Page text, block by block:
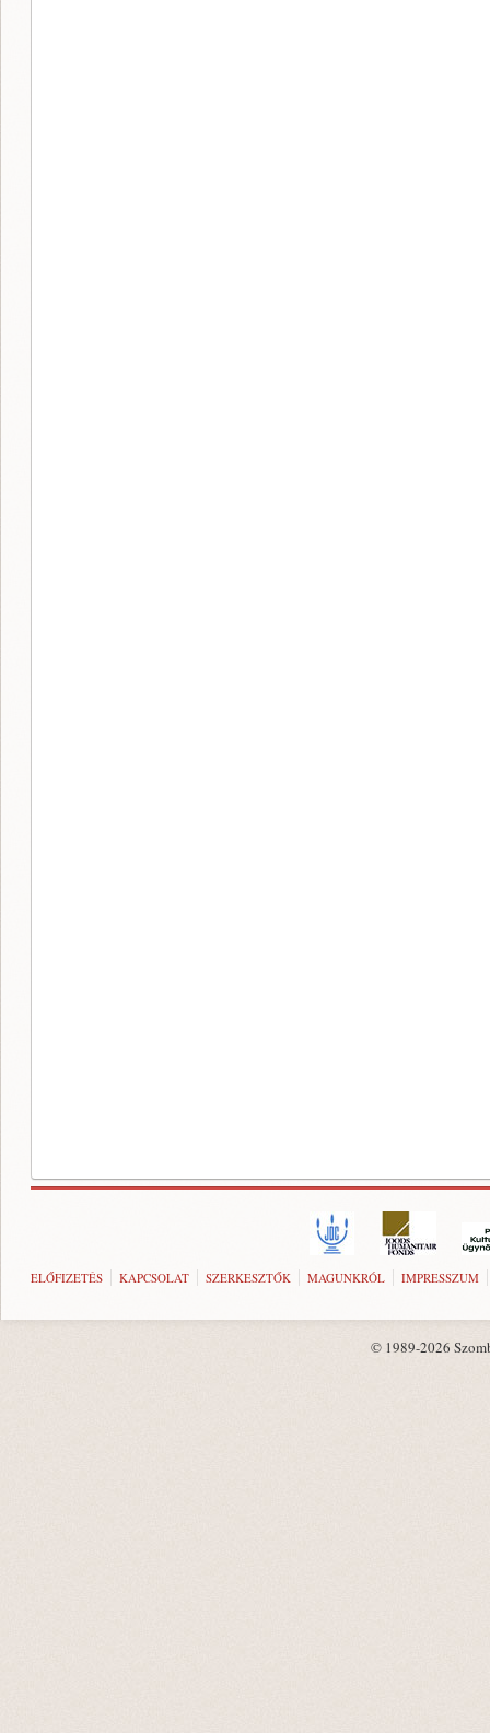
ELŐFIZETÉS KAPCSOLAT SZERKESZTŐK MAGUNKRÓL IMPRESSZUM
© 1989-2026